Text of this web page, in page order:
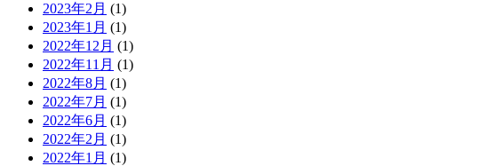
2023年2月 (1)
2023年1月 (1)
2022年12月 (1)
2022年11月 (1)
2022年8月 (1)
2022年7月 (1)
2022年6月 (1)
2022年2月 (1)
2022年1月 (1)